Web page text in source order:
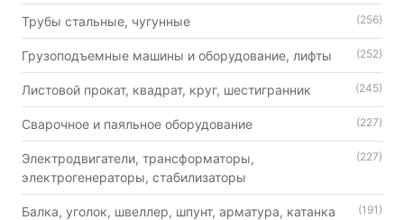
Трубы стальные, чугунные (256)
Грузоподъемные машины и оборудование, лифты (252)
Листовой прокат, квадрат, круг, шестигранник (245)
Сварочное и паяльное оборудование (227)
Электродвигатели, трансформаторы,
электрогенераторы, стабилизаторы
(227)
Балка, уголок, швеллер, шпунт, арматура, катанка (191)